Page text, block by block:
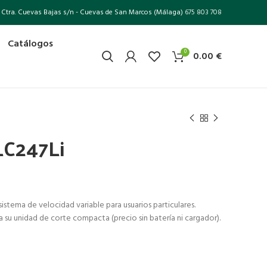
Ctra. Cuevas Bajas s/n - Cuevas de San Marcos (Málaga) 675 803 708
Catálogos 0 0.00 €
de velocidad variable para usuarios particulares.
su unidad de corte compacta (precio sin batería ni cargador).